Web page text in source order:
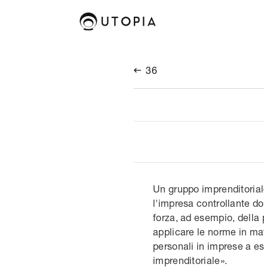
 36
Un gruppo
l'impresa controllante
forza, ad esempio,
applicare le norme in
personali in imprese a
imprenditoriale».